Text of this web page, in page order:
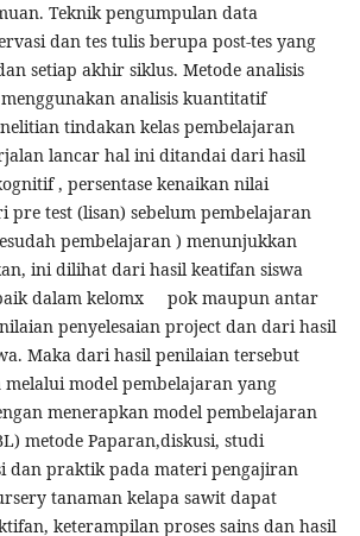
Teknik pengumpulan data
dan tes tulis berupa post-tes yang
setiap akhir siklus. Metode analisis
analisis kuantitatif
tindakan kelas pembelajaran
lancar hal ini ditandai dari hasil
, persentase kenaikan nilai
pre test (lisan) sebelum pembelajaran
pembelajaran ) menunjukkan
ini dilihat dari hasil keatifan siswa
dalam kelomx pok maupun antar
penyelesaian project dan dari hasil
Maka dari hasil penilaian tersebut
model pembelajaran yang
menerapkan model pembelajaran
metode Paparan,diskusi, studi
dan praktik pada materi pengajiran
tanaman kelapa sawit dapat
keterampilan proses sains dan hasil